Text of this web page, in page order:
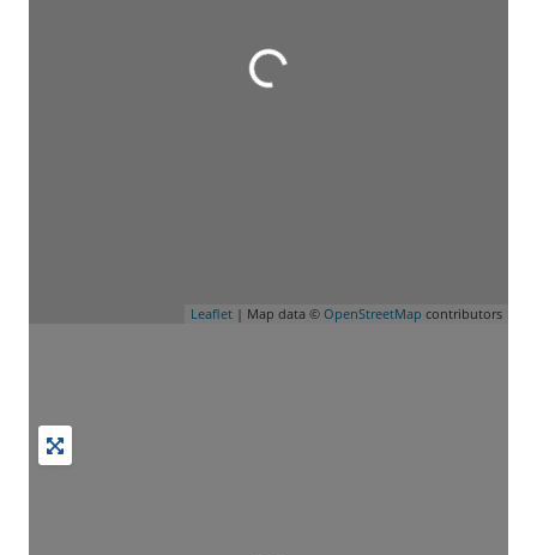
Leaflet | Map data © OpenStreetMap contributors
Wird geladen …